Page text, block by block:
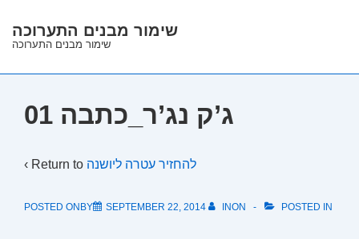
Skip
Main
שימור מבנים התערוכה
שימור מבנים התערוכה
ג’ק נג’ר_כתבה 01
‹ Return to להחזיר עטרה ליושנה
POSTED ONBY SEPTEMBER 22, 2014 INON POSTED IN